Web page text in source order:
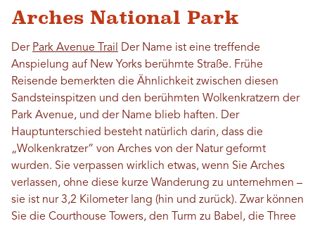
Arches National Park
Der Park Avenue Trail Der Name ist eine treffende
Anspielung auf New Yorks berühmte Straße. Frühe
Reisende bemerkten die Ähnlichkeit zwischen diesen
Sandsteinspitzen und den berühmten Wolkenkratzern der
Park Avenue, und der Name blieb haften. Der
Hauptunterschied besteht natürlich darin, dass die
„Wolkenkratzer“ von Arches von der Natur geformt
wurden. Sie verpassen wirklich etwas, wenn Sie Arches
verlassen, ohne diese kurze Wanderung zu unternehmen –
sie ist nur 3,2 Kilometer lang (hin und zurück). Zwar können
Sie die Courthouse Towers, den Turm zu Babel, die Three